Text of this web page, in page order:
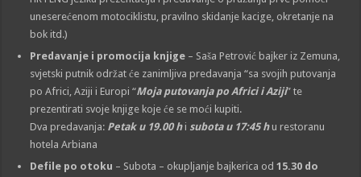
uneserećenom motociklistu, pravilno skidanje kacige, okretanje na
bok itd.)
Predavanje i promocija knjige – Saša Petrović bajker iz Zemuna,
svjetski putnik održat će zanimljiva predavanja “sa svojih putovanja
po Africi, Aziji i Europi “Moja putovanja po Africi i Aziji” te
prezentirati svoje knjige koje će se moći kupiti.
Dva predavanja: Petak u 19.00 hi subota u 17:45 hu restoranu
hotela Arbiana
Defile po otoku – Subota – okupljanje bajkerica od15.30 do